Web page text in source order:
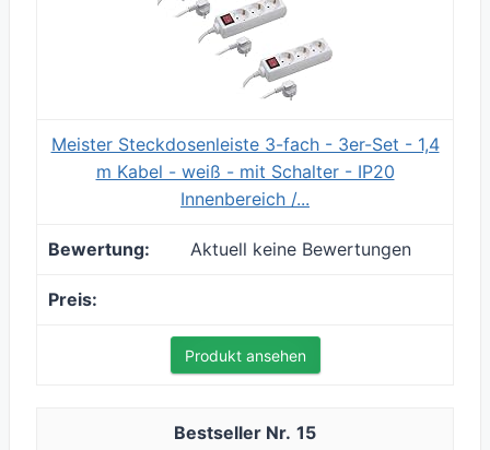
Meister Steckdosenleiste 3-fach - 3er-Set - 1,4
m Kabel - weiß - mit Schalter - IP20
Innenbereich /...
Aktuell keine Bewertungen
Produkt ansehen
15